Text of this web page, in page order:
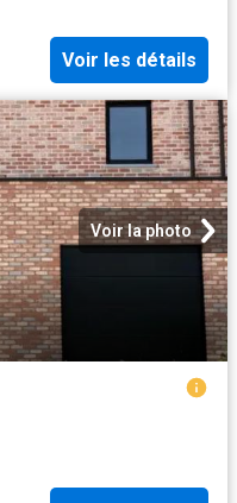
Voir les détails
Voir la photo